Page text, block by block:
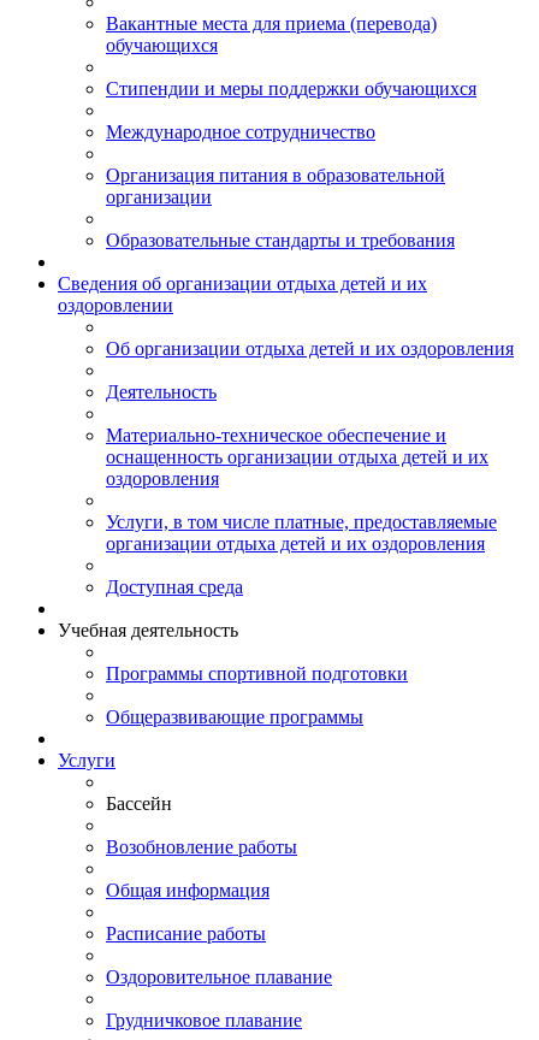
Вакантные места для приема (перевода)
обучающихся
Стипендии и меры поддержки обучающихся
Международное сотрудничество
Организация питания в образовательной
организации
Образовательные стандарты и требования
Сведения об организации отдыха детей и их
оздоровлении
Об организации отдыха детей и их оздоровления
Деятельность
Материально-техническое обеспечение и
оснащенность организации отдыха детей и их
оздоровления
Услуги, в том числе платные, предоставляемые
организации отдыха детей и их оздоровления
Доступная среда
Учебная деятельность
Программы спортивной подготовки
Общеразвивающие программы
Услуги
Бассейн
Возобновление работы
Общая информация
Расписание работы
Оздоровительное плавание
Грудничковое плавание